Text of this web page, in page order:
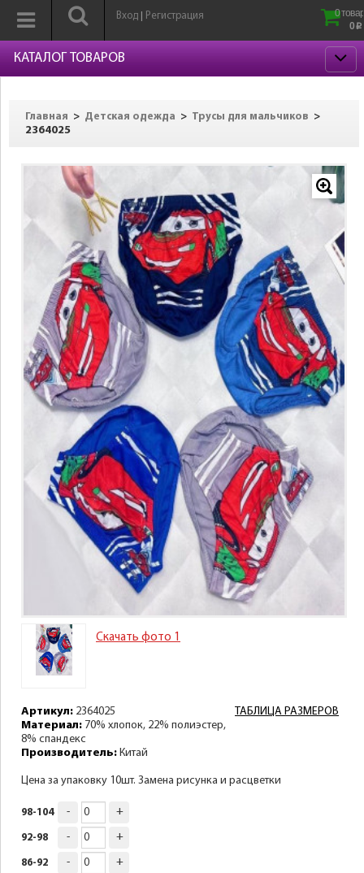
Вход Регистрация
0
0 p
КАТАЛОГ ТОВАРОВ
Главная > Детская одежда > Трусы для мальчиков
>
2364025
Скачать фото 1
ТАБЛИЦА РАЗМЕРОВ
Артикул: 2364025
Материал: 70% хлопок, 22% полиэстер,
8% спандекс
Производитель: Китай
Цена за упаковку 10шт. Замена рисунка и расцветки
98-104 - +
92-98 - +
86-92 - +